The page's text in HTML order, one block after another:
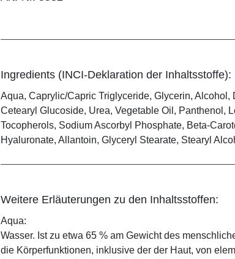
Ingredients (INCI-Deklaration der Inhaltsstoffe):
Aqua, Caprylic/Capric Triglyceride, Glycerin, Alcohol,
Cetearyl Glucoside, Urea, Vegetable Oil, Panthenol,
Tocopherols, Sodium Ascorbyl Phosphate, Beta-
Hyaluronate, Allantoin, Glyceryl Stearate, Stearyl
Weitere Erläuterungen zu den Inhaltsstoffen:
Aqua:
Wasser. Ist zu etwa 65 % am Gewicht des
die Körperfunktionen, inklusive der der Haut, von